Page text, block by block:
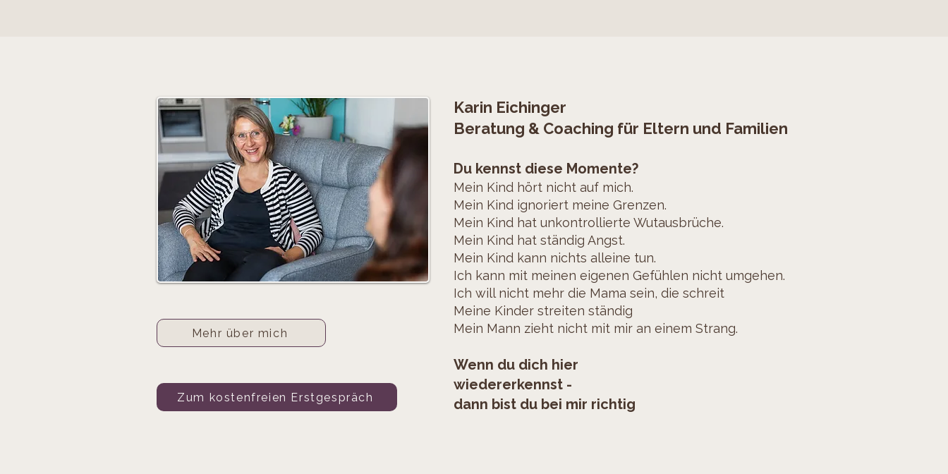
Mehr über mich
Zum kostenfreien Erstgespräch
Karin Eichinger
Beratung & Coaching für Eltern und Familien
Du kennst diese Momente?
Mein Kind hört nicht auf mich.
Mein Kind ignoriert meine Grenzen.
Mein Kind hat unkontrollierte Wutausbrüche.
Mein Kind hat ständig Angst.
Mein Kind kann nichts alleine tun.
Ich kann mit meinen eigenen Gefühlen nicht umgehen.
Ich will nicht mehr die Mama sein, die schreit
Meine Kinder streiten ständig
Mein Mann zieht nicht mit mir an einem Strang.
Wenn du dich hier
wiedererkennst -
dann bist du bei mir richtig